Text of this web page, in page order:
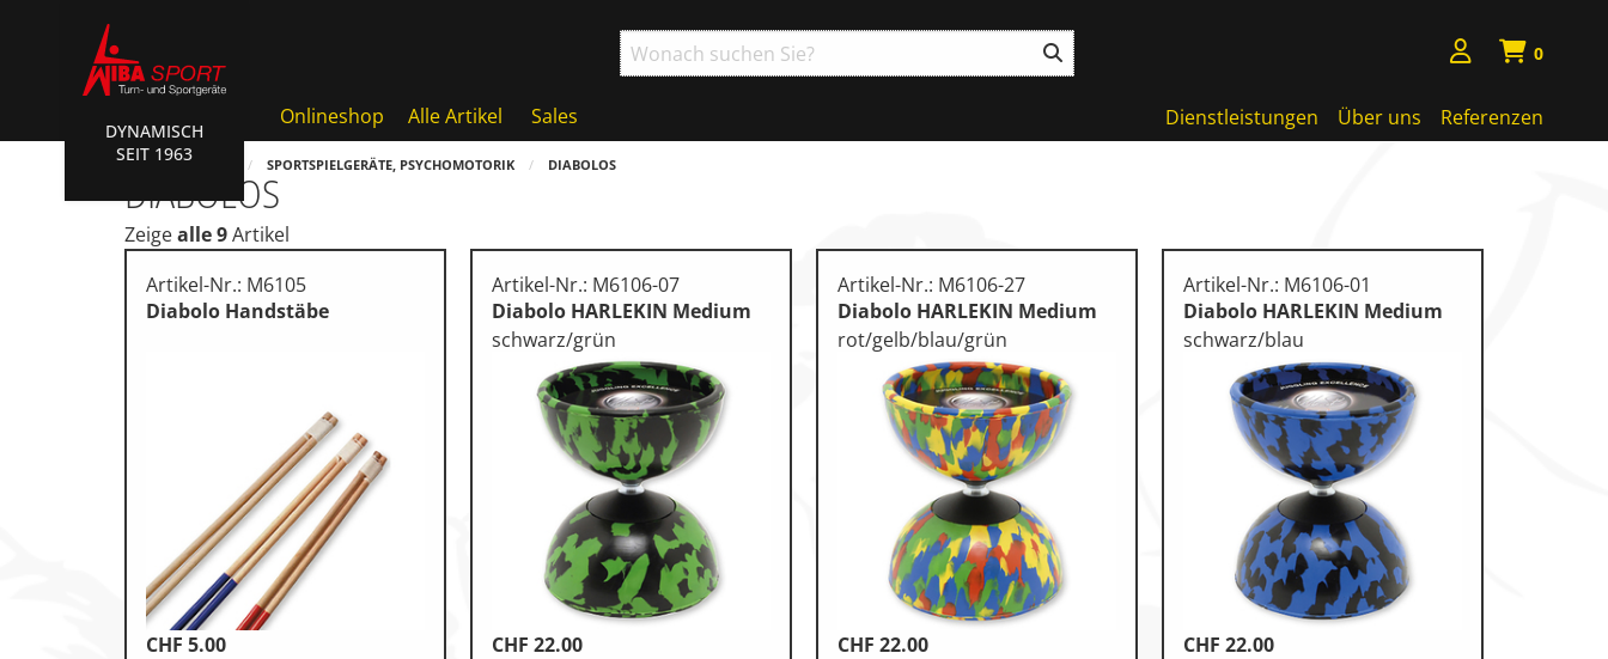
DYNAMISCH
SEIT 1963
0
Onlineshop Alle Artikel
Sales
Badminton, Faustball
Bälle, Ballzubehör
Cube Sports
Fitness, Funktional Training
Hockey, Base-, Tchouk-, Funball
Kampfsport
Klettern
Leichtathletik
Dienstleistungen Über uns Referenzen
HOME SPORTSPIELGERÄTE, PSYCHOMOTORIK DIABOLOS
DIABOLOS
Zeigealle 9Artikel
Artikel-Nr.: M6105
Diabolo Handstäbe
CHF 5.00
Artikel-Nr.: M6106-07
Diabolo HARLEKIN Medium
schwarz/grün
CHF 22.00
Artikel-Nr.: M6106-27
Diabolo HARLEKIN Medium
rot/gelb/blau/grün
CHF 22.00
Artikel-Nr.: M6106-01
Diabolo HARLEKIN Medium
schwarz/blau
CHF 22.00